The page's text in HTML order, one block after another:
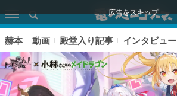
広告をスキップ
赫本 動画 殿堂入り記事 インタビュー